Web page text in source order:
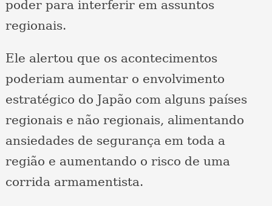
poder para interferir em assuntos
regionais.
Ele alertou que os acontecimentos
poderiam aumentar o envolvimento
estratégico do Japão com alguns países
regionais e não regionais, alimentando
ansiedades de segurança em toda a
região e aumentando o risco de uma
corrida armamentista.